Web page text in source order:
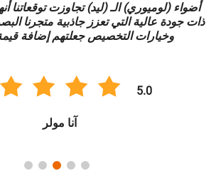
العمل مع (لوميورم) كان تجربة رائعة أضواء الـ
وتوفر سطوعاً ممتازاً نحن نقدر قابلية التكيف
والتي سهلت عملية التثبيت لدينا لعدة
5.0
كارلوس غونزاليس